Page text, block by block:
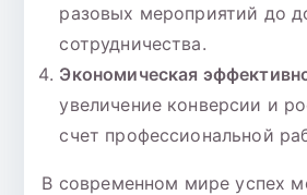
разовых мероприятий до
сотрудничества.
Экономическая
увеличение конверсии и
счет профессиональной
В современном мире успех